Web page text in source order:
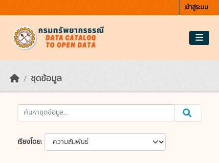
เข้าสู่ระบบ
ชุดข้อมูล
เรียงโดย